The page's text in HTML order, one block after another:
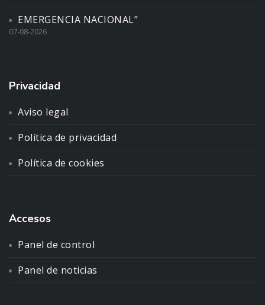
EMERGENCIA NACIONAL”
07-08-2026
Privacidad
Aviso legal
Política de privacidad
Política de cookies
Accesos
Panel de control
Panel de noticias